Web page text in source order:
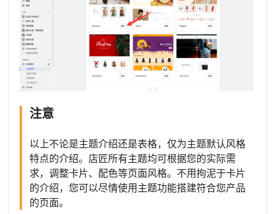
注意
以上不论是主题介绍还是表格，仅为主题默认风格
特点的介绍。店匠所有主题均可根据您的实际需
求，调整卡片、配色等页面风格。不用拘泥于卡片
的介绍，您可以尽情使用主题功能搭建符合您产品
的页面。